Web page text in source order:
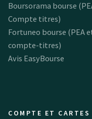
Boursorama bourse
Compte titres)
Fortuneo bourse (PEA
compte-titres)
Avis EasyBourse
COMPTE ET CARTES